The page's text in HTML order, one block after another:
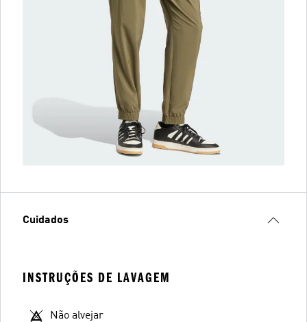
Cuidados
INSTRUÇÕES DE LAVAGEM
Não alvejar